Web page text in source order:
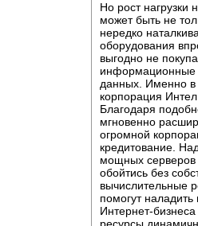
Но рост нагрузки
может быть не
нередко
оборудования
выгодно не
информационные
данных. Именно в
корпорация
Благодаря
мгновенно
огромной
кредитование.
мощных серверов
обойтись без
вычислительные
помогут
Интернет-